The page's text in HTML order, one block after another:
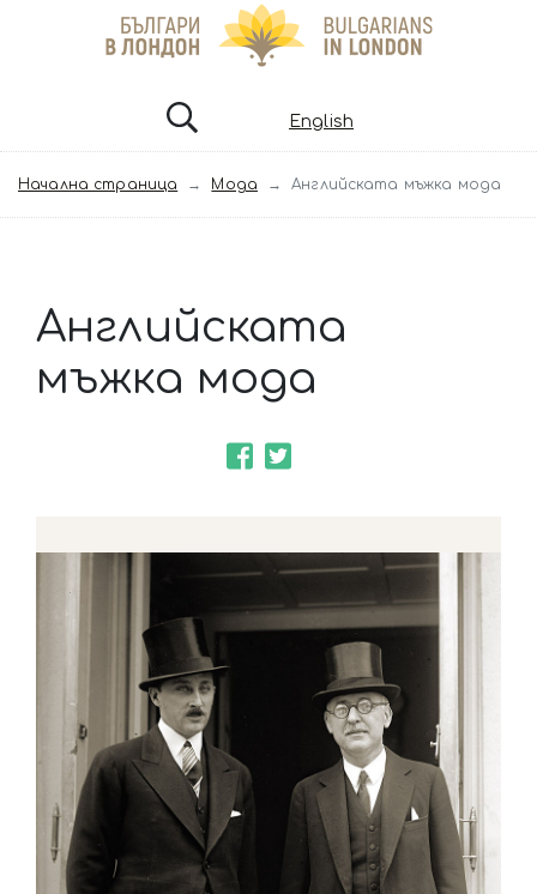
English
Начална страница Мода Английската мъжка мода
Английската
мъжка мода